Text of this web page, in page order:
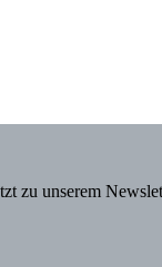
unserem